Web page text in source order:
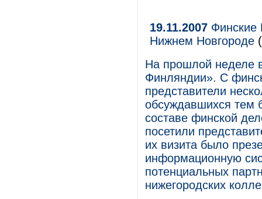
19.11.2007 Финские
Нижнем Новгороде
На прошлой неделе
Финляндии». С
представители
обсуждавшихся тем
составе финской
посетили
их визита было
информационную
потенциальных
нижегородских